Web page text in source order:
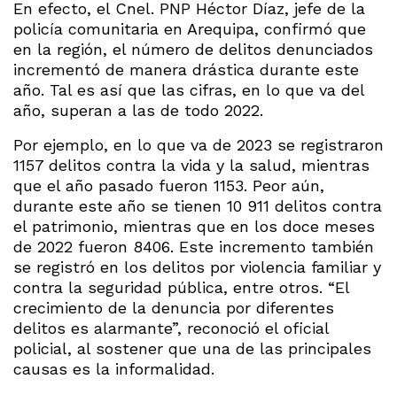
En efecto, el Cnel. PNP Héctor Díaz, jefe de la
policía comunitaria en Arequipa, confirmó que
en la región, el número de delitos denunciados
incrementó de manera drástica durante este
año. Tal es así que las cifras, en lo que va del
año, superan a las de todo 2022.
Por ejemplo, en lo que va de 2023 se registraron
1157 delitos contra la vida y la salud, mientras
que el año pasado fueron 1153. Peor aún,
durante este año se tienen 10 911 delitos contra
el patrimonio, mientras que en los doce meses
de 2022 fueron 8406. Este incremento también
se registró en los delitos por violencia familiar y
contra la seguridad pública, entre otros. “El
crecimiento de la denuncia por diferentes
delitos es alarmante”, reconoció el oficial
policial, al sostener que una de las principales
causas es la informalidad.